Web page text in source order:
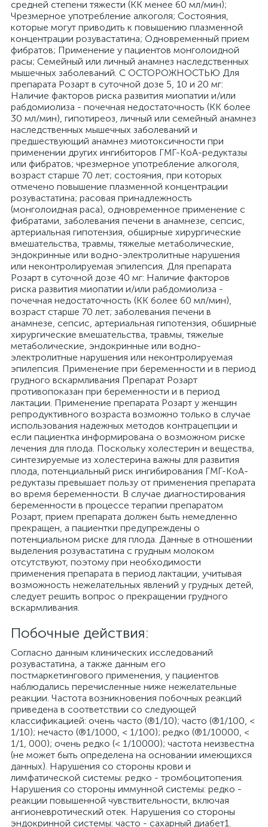
средней степени тяжести (КК менее 60 мл/мин);
Чрезмерное употребление алкоголя; Состояния,
которые могут приводить к повышению плазменной
концентрации розувастатина; Одновременный прием
фибратов; Применение у пациентов монголоидной
расы; Семейный или личный анамнез наследственных
мышечных заболеваний. С ОСТОРОЖНОСТЬЮ Для
препарата Розарт в суточной дозе 5, 10 и 20 мг:
Наличие факторов риска развития миопатии и/или
рабдомиолиза - почечная недостаточность (КК более
30 мл/мин), гипотиреоз, личный или семейный анамнез
наследственных мышечных заболеваний и
предшествующий анамнез миотоксичности при
применении других ингибиторов ГМГ-КоА-редуктазы
или фибратов; чрезмерное употребление алкоголя,
возраст старше 70 лет; состояния, при которых
отмечено повышение плазменной концентрации
розувастатина; расовая принадлежность
(монголоидная раса), одновременное применение с
фибратами, заболевания печени в анамнезе, сепсис,
артериальная гипотензия, обширные хирургические
вмешательства, травмы, тяжелые метаболические,
эндокринные или водно-электролитные нарушения
или неконтролируемая эпилепсия. Для препарата
Розарт в суточной дозе 40 мг: Наличие факторов
риска развития миопатии и/или рабдомиолиза -
почечная недостаточность (КК более 60 мл/мин),
возраст старше 70 лет; заболевания печени в
анамнезе, сепсис, артериальная гипотензия, обширные
хирургические вмешательства, травмы, тяжелые
метаболические, эндокринные или водно-
электролитные нарушения или неконтролируемая
эпилепсия. Применение при беременности и в период
грудного вскармливания Препарат Розарт
противопоказан при беременности и в период
лактации. Применение препарата Розарт у женщин
репродуктивного возраста возможно только в случае
использования надежных методов контрацепции и
если пациентка информирована о возможном риске
лечения для плода. Поскольку холестерин и вещества,
синтезируемые из холестерина важны для развития
плода, потенциальный риск ингибирования ГМГ-КоА-
редуктазы превышает пользу от применения препарата
во время беременности. В случае диагностирования
беременности в процессе терапии препаратом
Розарт, прием препарата должен быть немедленно
прекращен, а пациентки предупреждены о
потенциальном риске для плода. Данные в отношении
выделения розувастатина с грудным молоком
отсутствуют, поэтому при необходимости
применения препарата в период лактации, учитывая
возможность нежелательных явлений у грудных детей,
следует решить вопрос о прекращении грудного
вскармливания.
Побочные действия:
Согласно данным клинических исследований
розувастатина, а также данным его
постмаркетингового применения, у пациентов
наблюдались перечисленные ниже нежелательные
реакции. Частота возникновения побочных реакций
приведена в соответствии со следующей
классификацией: очень часто (®1/10); часто (®1/100, <
1/10); нечасто (®1/1000, < 1/100); редко (®1/10000, <
1/1, 000); очень редко (< 1/10000); частота неизвестна
(не может быть определена на основании имеющихся
данных). Нарушения со стороны крови и
лимфатической системы: редко - тромбоцитопения.
Нарушения со стороны иммунной системы: редко -
реакции повышенной чувствительности, включая
ангионевротический отек. Нарушения со стороны
эндокринной системы: часто - сахарный диабет1.